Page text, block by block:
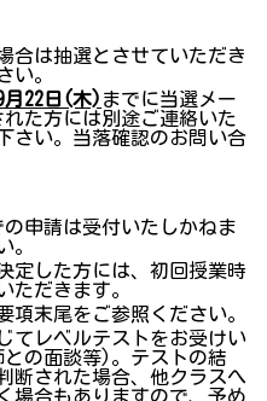
合は抽選とさせていただき
い。
月22日(木) までに当選メー
た方には別途ご連絡いた
さい。当落確認のお問い合
の申請は受付いたしかねま
。
定した方には、初回授業時
ただきます。
項末尾をご参照ください。
てレベルテストをお受けい
の面談等)。テストの結
断された場合、他クラスへ
場合もありますので、予め